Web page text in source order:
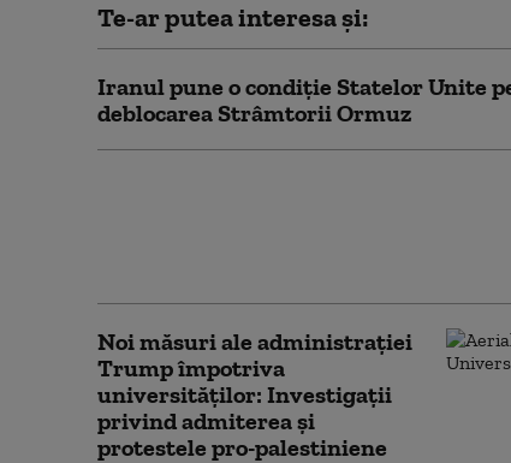
Te-ar putea interesa și:
Iranul pune o condiție Statelor Unite
deblocarea Strâmtorii Ormuz
Noi măsuri ale administrației
Trump împotriva
universităților: Investigații
privind admiterea și
protestele pro-palestiniene